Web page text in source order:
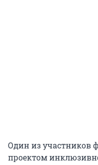
Один из участников
проектом